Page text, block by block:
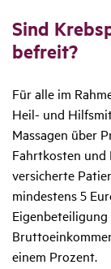
Sind
befreit?
Für alle im
Heil- und
Massagen über
Fahrtkosten und
versicherte
mindestens 5
einem Prozent.